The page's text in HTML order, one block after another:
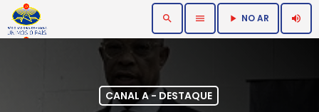
search menu play_arrow NO AR volume_up
CANAL A - DESTAQUE